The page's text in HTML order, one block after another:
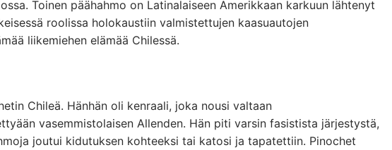
Toinen päähahmo on Latinalaiseen Amerikkaan karkuun lähtenyt
roolissa holokaustiin valmistettujen kaasuautojen
liikemiehen elämää Chilessä.
Chileä. Hänhän oli kenraali, joka nousi valtaan
vasemmistolaisen Allenden. Hän piti varsin fasistista järjestystä,
joutui kidutuksen kohteeksi tai katosi ja tapatettiin. Pinochet